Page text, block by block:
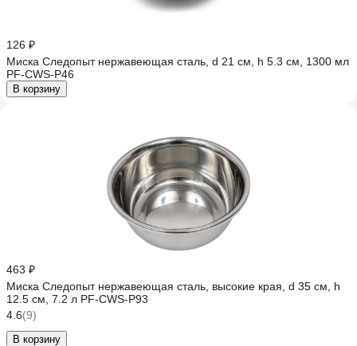
126 ₽
Миска Следопыт нержавеющая сталь, d 21 см, h 5.3 см, 1300 мл
PF-CWS-P46
В корзину
463 ₽
Миска Следопыт нержавеющая сталь, высокие края, d 35 см, h
12.5 см, 7.2 л PF-CWS-P93
4.6(9)
В корзину